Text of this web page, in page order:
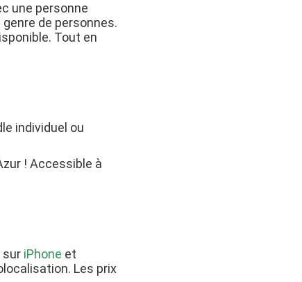
une personne
de personnes.
Tout en
individuel ou
! Accessible à
sur iPhone et
Les prix